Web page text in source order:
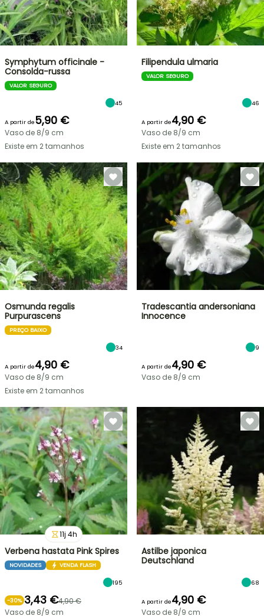
Symphytum officinale -
Consolda-russa
VALOR SEGURO
45
A partir de5,90 €
Vaso de 8/9 cm
Existe em 2 tamanhos
Filipendula ulmaria
VALOR SEGURO
46
A partir de4,90 €
Vaso de 8/9 cm
Existe em 2 tamanhos
Osmunda regalis
Purpurascens
PREÇO BAIXO
34
A partir de4,90 €
Vaso de 8/9 cm
Existe em 2 tamanhos
Tradescantia andersoniana
Innocence
9
A partir de4,90 €
Vaso de 8/9 cm
11j 4h
Verbena hastata Pink Spires
NOVIDADES VENDA FLASH
195
-30% 3,43 €4,90 €
Vaso de 8/9 cm
Astilbe japonica
Deutschland
68
A partir de4,90 €
Vaso de 8/9 cm